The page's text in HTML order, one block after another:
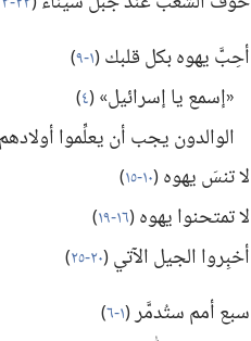
أحِبَّ يهوه بكل قلبك(‏١-‏٩ )‏
«إسمع يا إسرائيل»(‏٤)‏
الوالدون يجب أن يعلِّموا
لا تنسَ يهوه(‏١٠-‏١٥ )‏
لا تمتحنوا يهوه(‏١٦-‏١٩ )‏
أخبِروا الجيل الآتي(‏٢٠-‏٢٥ )‏
سبع أمم ستُدمَّر(‏١-‏٦ )‏